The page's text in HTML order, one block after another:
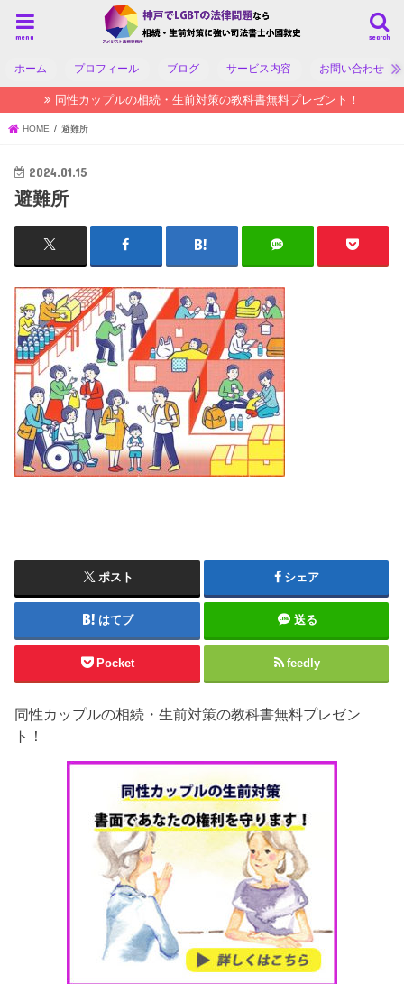
search
menu
ホーム プロフィール ブログ サービス内容 お問い合わせ
同性カップルの相続・生前対策の教科書無料プレゼント！
HOME 避難所
2024.01.15
避難所
ポスト シェア
はてブ 送る
Pocket feedly
同性カップルの相続・生前対策の教科書無料プレゼン
ト！